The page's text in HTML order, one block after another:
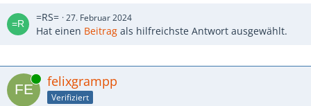
=RS= 27. Februar 2024
Hat einen Beitrag als hilfreichste Antwort ausgewählt.
Online felixgrampp
Verifiziert